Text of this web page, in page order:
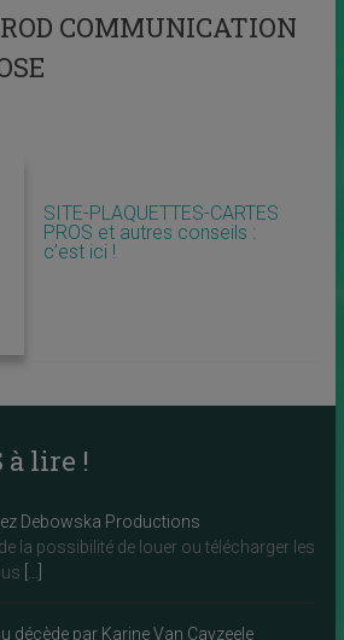
COMMUNICATION
SITE-PLAQUETTES-CARTES
PROS et autres conseils :
c’est ici !
à lire !
Debowska Productions
la possibilité de louer ou télécharger les
décède par Karine Van Cayzeele